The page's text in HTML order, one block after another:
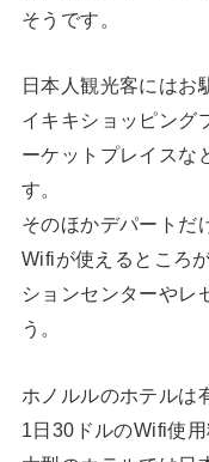
そうです。
日本人観光客にはお
イキキショッピング
ーケットプレイスな
す。
そのほかデパートだ
Wifiが使えるところ
ションセンターやレ
う。
ホノルルのホテルは
1日30ドルのWifi使